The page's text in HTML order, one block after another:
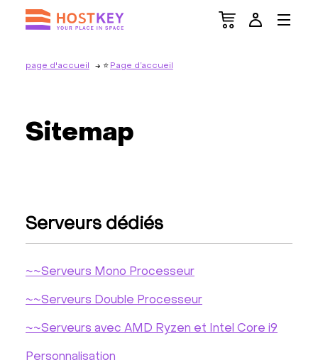
page d'accueil Page d’accueil
Sitemap
Serveurs dédiés
~~Serveurs Mono Processeur
~~Serveurs Double Processeur
~~Serveurs avec AMD Ryzen et Intel Core i9
Personnalisation